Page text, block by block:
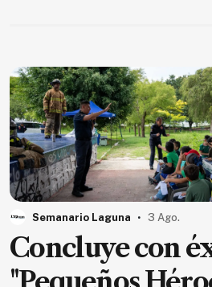
Nosotros
Contáctanos
Anúnciate
con
nosotros
Donativos
Semanario Laguna . 3 Ago.
Concluye con